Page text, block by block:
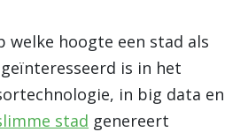
welke hoogte een stad als
is in het
in big data en
stad genereert